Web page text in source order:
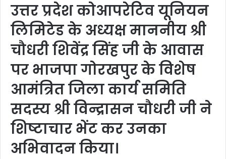
उत्तर प्रदेश कोआपरेटिव यूनियन
लिमिटेड के अध्यक्ष माननीय श्री
चौधरी शिवेंद्र सिंह जी के आवास
पर भाजपा गोरखपुर के विशेष
आमंत्रित जिला कार्य समिति
सदस्य श्री विन्द्रासन चौधरी जी ने
शिष्टाचार भेंट कर उनका
अभिवादन किया।